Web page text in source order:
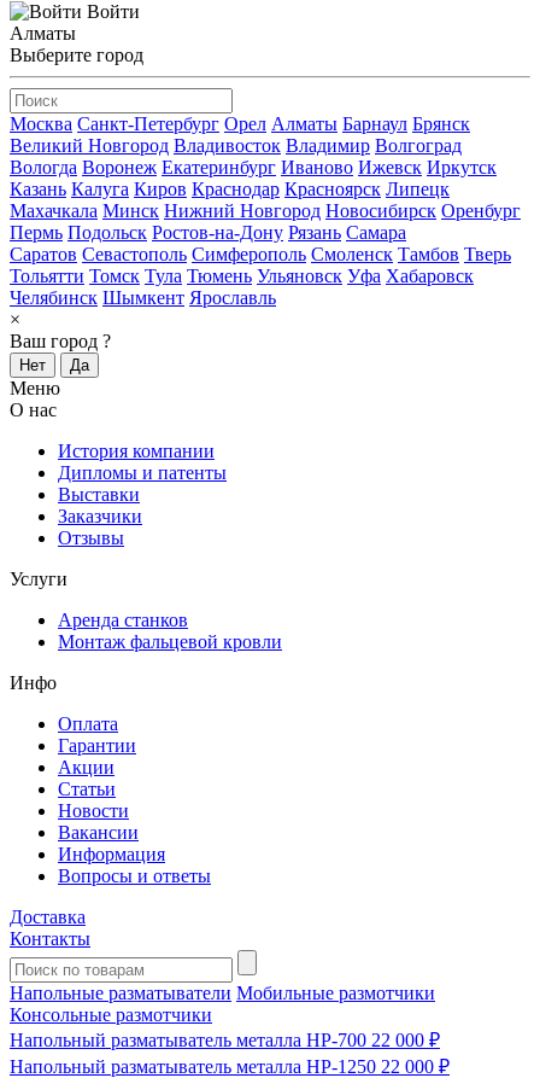
Войти
Алматы
Выберите город
Москва Санкт-Петербург Орел Алматы Барнаул Брянск
Великий Новгород Владивосток Владимир Волгоград
Вологда Воронеж Екатеринбург Иваново Ижевск Иркутск
Казань Калуга Киров Краснодар Красноярск Липецк
Махачкала Минск Нижний Новгород Новосибирск Оренбург
Пермь Подольск Ростов-на-Дону Рязань Самара
Саратов Севастополь Симферополь Смоленск Тамбов Тверь
Тольятти Томск Тула Тюмень Ульяновск Уфа Хабаровск
Челябинск Шымкент Ярославль
×
Ваш город ?
Нет Да
Меню
О нас
История компании
Дипломы и патенты
Выставки
Заказчики
Отзывы
Услуги
Аренда станков
Монтаж фальцевой кровли
Инфо
Оплата
Гарантии
Акции
Статьи
Новости
Вакансии
Информация
Вопросы и ответы
Доставка
Контакты
Напольные разматыватели Мобильные размотчики
Консольные размотчики
Напольный разматыватель металла HP-700 22 000 ₽
Напольный разматыватель металла HP-1250 22 000 ₽